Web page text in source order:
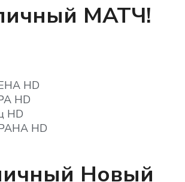
HD
Москва
МАТЧ!
HD
HD
HD
HD
Новый